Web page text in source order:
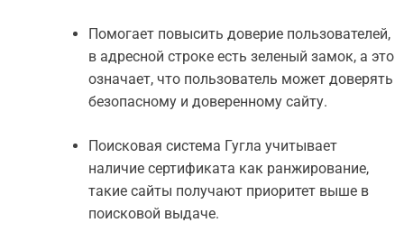
Помогает повысить доверие пользователей,
в адресной строке есть зеленый замок, а это
означает, что пользователь может доверять
безопасному и доверенному сайту.
Поисковая система Гугла учитывает
наличие сертификата как ранжирование,
такие сайты получают приоритет выше в
поисковой выдаче.